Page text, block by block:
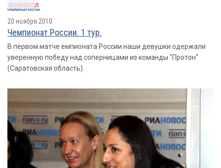
20 ноября 2010
Чемпионат России. 1 тур.
В первом матче емпионата России наши девушки одержали
уверенную победу над соперницами из команды "Протон"
(Саратовская область).